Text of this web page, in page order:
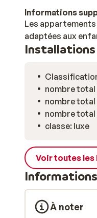
Informations
Les
adaptées aux
Installations
nombre total
nombre
nombre
classe: luxe
Voir toutes
À noter